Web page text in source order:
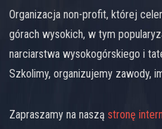
Organizacja non-profit, której
górach wysokich, w tym
narciarstwa wysokogórskiego i
Szkolimy, organizujemy zawody,
Zapraszamy na nasząstronę